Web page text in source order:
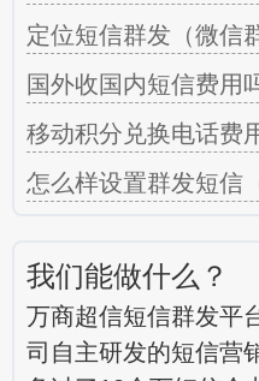
定位短信群发（微信
国外收国内短信费用
移动积分兑换电话费
怎么样设置群发短信
我们能做什么？
万商超信短信群发平
司自主研发的短信营